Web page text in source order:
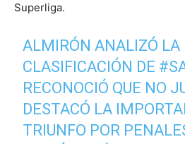
Superliga.
ALMIRÓN ANALIZÓ LA
CLASIFICACIÓN DE
RECONOCIÓ QUE NO
DESTACÓ LA
TRIUNFO POR